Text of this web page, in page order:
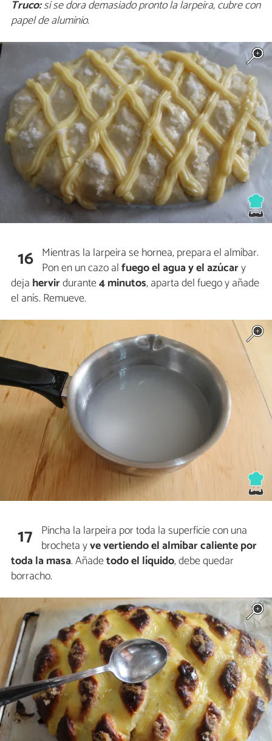
Truco:si se dora demasiado pronto la larpeira, cubre con
papel de aluminio.
16 Mientras la larpeira se hornea, prepara el almíbar.
Pon en un cazo alfuego el agua y el azúcary
deja hervirdurante4 minutos, aparta del fuego y añade
el anís. Remueve.
17 Pincha la larpeira por toda la superficie con una
brocheta yve vertiendo el almíbar caliente por
toda la masa. Añadetodo el líquido, debe quedar
borracho.